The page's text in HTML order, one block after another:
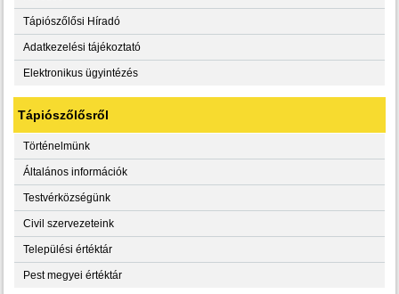
Tápiószőlősi Híradó
Adatkezelési tájékoztató
Elektronikus ügyintézés
Tápiószőlősről
Történelmünk
Általános információk
Testvérközségünk
Civil szervezeteink
Települési értéktár
Pest megyei értéktár